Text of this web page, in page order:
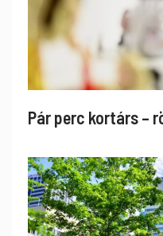
Pár perc kortárs –